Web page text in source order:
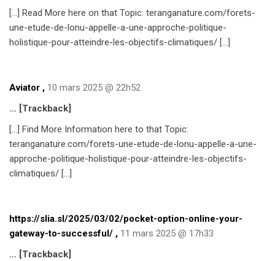
[…] Read More here on that Topic: teranganature.com/forets-
une-etude-de-lonu-appelle-a-une-approche-politique-
holistique-pour-atteindre-les-objectifs-climatiques/ […]
Aviator , 10 mars 2025 @ 22h52
… [Trackback]
[…] Find More Information here to that Topic:
teranganature.com/forets-une-etude-de-lonu-appelle-a-une-
approche-politique-holistique-pour-atteindre-les-objectifs-
climatiques/ […]
https://slia.sl/2025/03/02/pocket-option-online-your-
gateway-to-successful/ , 11 mars 2025 @ 17h33
… [Trackback]